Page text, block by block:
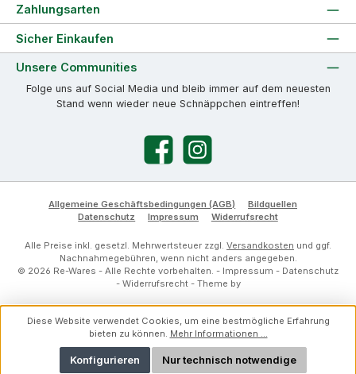
Zahlungsarten
Sicher Einkaufen
Unsere Communities
Folge uns auf Social Media und bleib immer auf dem neuesten
Stand wenn wieder neue Schnäppchen eintreffen!
FacebookInstagram
Allgemeine Geschäftsbedingungen (AGB)
Bildquellen
Datenschutz
Impressum Widerrufsrecht
Alle Preise inkl. gesetzl. Mehrwertsteuer zzgl. Versandkosten und ggf.
Nachnahmegebühren, wenn nicht anders angegeben.
© 2026 Re-Wares - Alle Rechte vorbehalten. - Impressum - Datenschutz
- Widerrufsrecht- Theme by
Diese Website verwendet Cookies, um eine bestmögliche Erfahrung
bieten zu können. Mehr Informationen ...
Nur technisch notwendige
Konfigurieren